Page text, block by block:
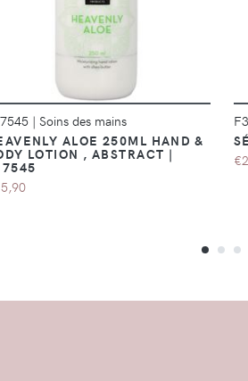
| Soins des mains
ALOE 250ML HAND &
LOTION , ABSTRACT |